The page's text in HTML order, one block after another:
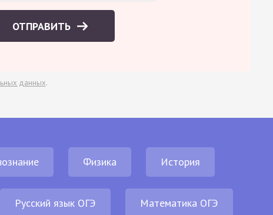
ОТПРАВИТЬ
данных.
Физика История
Русский язык ОГЭ Математика ОГЭ